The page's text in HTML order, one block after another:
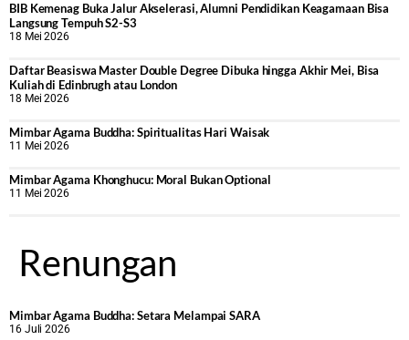
BIB Kemenag Buka Jalur Akselerasi, Alumni Pendidikan Keagamaan Bisa
Langsung Tempuh S2-S3
18 Mei 2026
Daftar Beasiswa Master Double Degree Dibuka hingga Akhir Mei, Bisa
Kuliah di Edinbrugh atau London
18 Mei 2026
Mimbar Agama Buddha: Spiritualitas Hari Waisak
11 Mei 2026
Mimbar Agama Khonghucu: Moral Bukan Optional
11 Mei 2026
Renungan
Mimbar Agama Buddha: Setara Melampai SARA
16 Juli 2026